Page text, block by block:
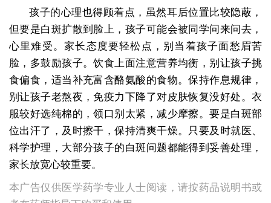
孩子的心理也得顾着点，虽然耳后位置比较隐蔽，
但要是白斑扩散到脸上，孩子可能会被同学问来问去，
心里难受。家长态度要轻松点，别当着孩子面愁眉苦
脸，多鼓励孩子。饮食上面注意营养均衡，别让孩子挑
食偏食，适当补充富含酪氨酸的食物。保持作息规律，
别让孩子老熬夜，免疫力下降了对皮肤恢复没好处。衣
服较好选纯棉的，领口别太紧，减少摩擦。要是白斑部
位出汗了，及时擦干，保持清爽干燥。只要及时就医、
科学护理，大部分孩子的白斑问题都能得到妥善处理，
家长放宽心较重要。
本广告仅供医学药学专业人士阅读，请按药品说明书或